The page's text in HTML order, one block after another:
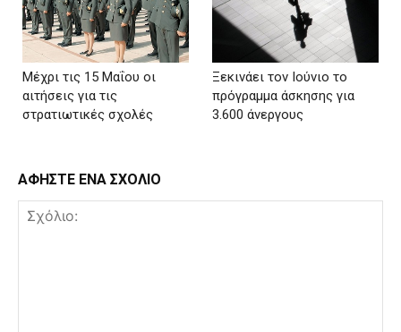
Μέχρι τις 15 Μαΐου οι
αιτήσεις για τις
στρατιωτικές σχολές
Ξεκινάει τον Ιούνιο το
πρόγραμμα άσκησης για
3.600 άνεργους
ΑΦΗΣΤΕ ΕΝΑ ΣΧΟΛΙΟ